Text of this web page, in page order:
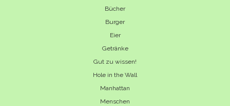
Bücher
Burger
Eier
Getränke
Gut zu wissen!
Hole in the Wall
Manhattan
Menschen